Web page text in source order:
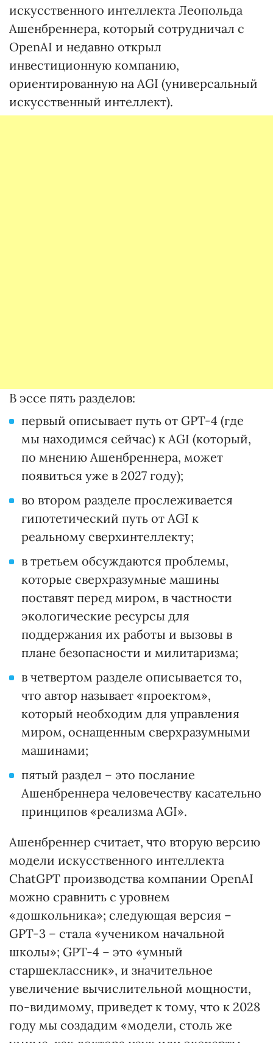
искусственного интеллекта Леопольда
Ашенбреннера, который сотрудничал с
OpenAI и недавно открыл
инвестиционную компанию,
ориентированную на AGI (универсальный
искусственный интеллект).
В эссе пять разделов:
первый описывает путь от GPT-4 (где
мы находимся сейчас) к AGI (который,
по мнению Ашенбреннера, может
появиться уже в 2027 году);
во втором разделе прослеживается
гипотетический путь от AGI к
реальному сверхинтеллекту;
в третьем обсуждаются проблемы,
которые сверхразумные машины
поставят перед миром, в частности
экологические ресурсы для
поддержания их работы и вызовы в
плане безопасности и милитаризма;
в четвертом разделе описывается то,
что автор называет «проектом»,
который необходим для управления
миром, оснащенным сверхразумными
машинами;
пятый раздел – это послание
Ашенбреннера человечеству касательно
принципов «реализма AGI».
Ашенбреннер считает, что вторую версию
модели искусственного интеллекта
ChatGPT производства компании OpenAI
можно сравнить с уровнем
«дошкольника»; следующая версия –
GPT-3 – стала «учеником начальной
школы»; GPT-4 – это «умный
старшеклассник», и значительное
увеличение вычислительной мощности,
по-видимому, приведет к тому, что к 2028
году мы создадим «модели, столь же